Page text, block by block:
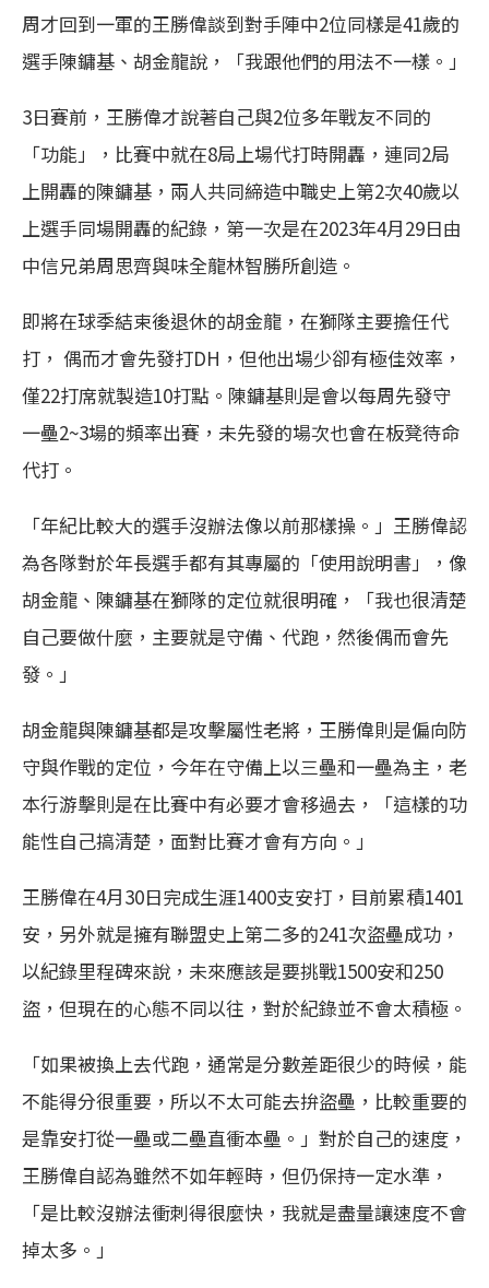
周才回到一軍的王勝偉談到對手陣中2位同樣是41歲的
選手陳鏞基、胡金龍說，「我跟他們的用法不一樣。」
3日賽前，王勝偉才說著自己與2位多年戰友不同的
「功能」，比賽中就在8局上場代打時開轟，連同2局
上開轟的陳鏞基，兩人共同締造中職史上第2次40歲以
上選手同場開轟的紀錄，第一次是在2023年4月29日由
中信兄弟周思齊與味全龍林智勝所創造。
即將在球季結束後退休的胡金龍，在獅隊主要擔任代
打， 偶而才會先發打DH，但他出場少卻有極佳效率，
僅22打席就製造10打點。陳鏞基則是會以每周先發守
一壘2~3場的頻率出賽，未先發的場次也會在板凳待命
代打。
「年紀比較大的選手沒辦法像以前那樣操。」王勝偉認
為各隊對於年長選手都有其專屬的「使用說明書」，像
胡金龍、陳鏞基在獅隊的定位就很明確，「我也很清楚
自己要做什麼，主要就是守備、代跑，然後偶而會先
發。」
胡金龍與陳鏞基都是攻擊屬性老將，王勝偉則是偏向防
守與作戰的定位，今年在守備上以三壘和一壘為主，老
本行游擊則是在比賽中有必要才會移過去，「這樣的功
能性自己搞清楚，面對比賽才會有方向。」
王勝偉在4月30日完成生涯1400支安打，目前累積1401
安，另外就是擁有聯盟史上第二多的241次盜壘成功，
以紀錄里程碑來說，未來應該是要挑戰1500安和250
盜，但現在的心態不同以往，對於紀錄並不會太積極。
「如果被換上去代跑，通常是分數差距很少的時候，能
不能得分很重要，所以不太可能去拚盜壘，比較重要的
是靠安打從一壘或二壘直衝本壘。」對於自己的速度，
王勝偉自認為雖然不如年輕時，但仍保持一定水準，
「是比較沒辦法衝刺得很麼快，我就是盡量讓速度不會
掉太多。」